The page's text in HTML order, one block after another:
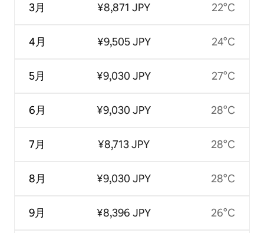
3月
4月
5月
6月
7月
8月
9月
¥8,871 JPY
¥9,505 JPY
¥9,030 JPY
¥9,030 JPY
¥8,713 JPY
¥9,030 JPY
¥8,396 JPY
22°C
24°C
27°C
28°C
28°C
28°C
26°C